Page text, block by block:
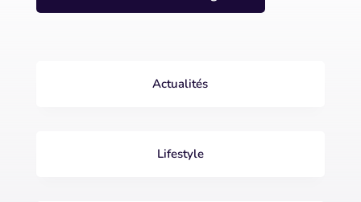
Actualités
Lifestyle